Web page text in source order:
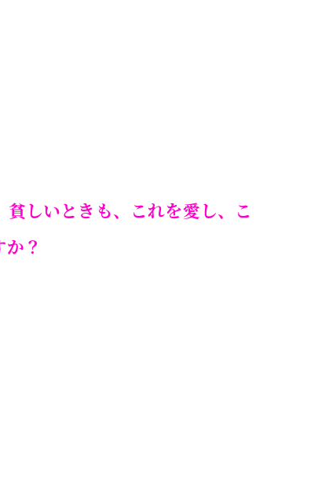
しいときも、これを愛し、こ
？